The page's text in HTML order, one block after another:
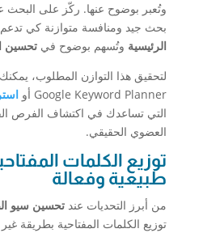
وتُعبر بوضوح عنها. ركّز على
بحث جيد ومنافسة متوازنة كي
الرئيسية وتُسهم بوضوح في تحسين
لتحقيق هذا التوازن المطلوب،
Google Keyword Planner أو
التي تساعدك في اكتشاف الفرص
العضوي الحقيقي.
توزيع الكلمات
طبيعية وفعالة
من أبرز التحديات عند تحسين سيو
توزيع الكلمات المفتاحية بطريقة